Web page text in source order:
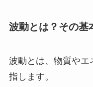
波動とは？その基
波動とは、物質やエ
指します。